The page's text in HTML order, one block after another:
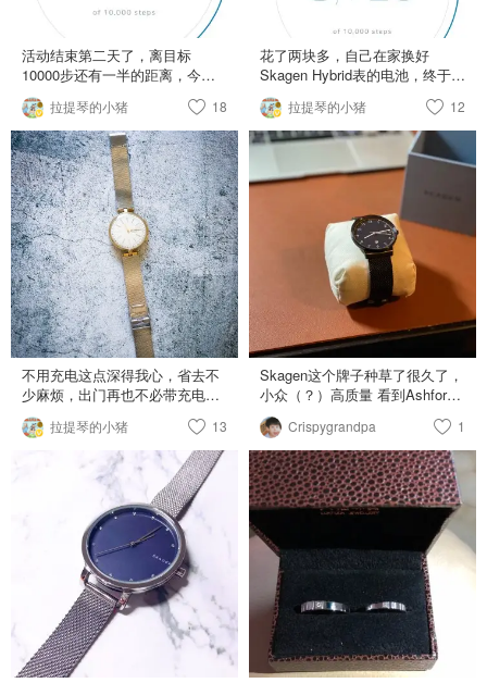
活动结束第二天了，离目标
10000步还有一半的距离，今天
继续努力💪🏻 晒图提醒自己
stayhome也要多动！ 图2来自
Skagen JP官网照片，当初就是
对这张照片一见钟情。这么温柔
的表，你怎么停产了你😢
拉提琴的小猪 18
花了两块多，自己在家换好
Skagen Hybrid表的电池，终于可
以计算步伐及运动时间，用了一
两年才换电池，值了，最喜欢这
款表的续航力。 我的目标自定
10000步， 今天虽然失败告终，
明天会继续努力💪🏻
拉提琴的小猪 12
不用充电这点深得我心，省去不
少麻烦，出门再也不必带充电
线。能简单从表上知道目前步
数、日期，还有双时区的功能，
也能透过app操作更细节的设
学，电池大概三块多，18年迄今
还没换过，这只表当时买差不多
$195左右吧。 除了可以侦测睡眠
时间、目前运动步数外，可自订
目标步数，我的goal是10000步，
虽然很少达标。缺点就是容易刮
花镜面… ＊很有气质的金属色
表框 金色 表带 银色 表面 白色
拉提琴的小猪 13
Skagen这个牌子种草了很久了，
小众（？）高质量 看到Ashford
Skagen在打折就迫不及待了去挑
了挑 最后还是选了这个男款，
40mm表盘，戴着就成了酷酷的
女生😆😆
Crispygrandpa 1